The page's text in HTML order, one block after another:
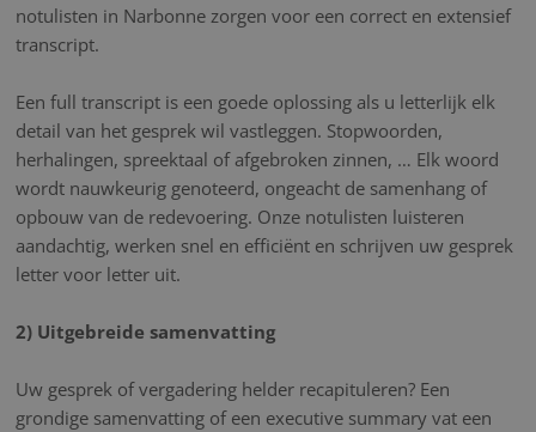
notulisten in Narbonne zorgen voor een correct en extensief
transcript.
Een full transcript is een goede oplossing als u letterlijk elk
detail van het gesprek wil vastleggen. Stopwoorden,
herhalingen, spreektaal of afgebroken zinnen, … Elk woord
wordt nauwkeurig genoteerd, ongeacht de samenhang of
opbouw van de redevoering. Onze notulisten luisteren
aandachtig, werken snel en efficiënt en schrijven uw gesprek
letter voor letter uit.
2) Uitgebreide samenvatting
Uw gesprek of vergadering helder recapituleren? Een
grondige samenvatting of een executive summary vat een